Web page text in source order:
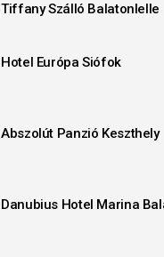
Tiffany Szálló Balatonlelle
Hotel Európa Siófok
Abszolút Panzió Keszthely
Danubius Hotel Marina